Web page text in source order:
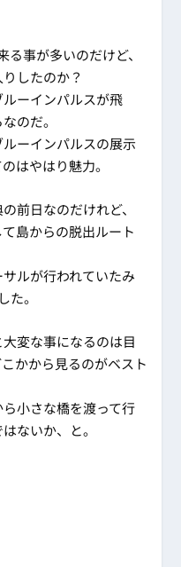
事が多いのだけど、
したのか？
ーインパルスが飛
のだ。
ーインパルスの展示
はやはり魅力。
前日なのだけれど、
島からの脱出ルート
ルが行われていたみ
た。
変な事になるのは目
かから見るのがベスト
小さな橋を渡って行
ないか、と。